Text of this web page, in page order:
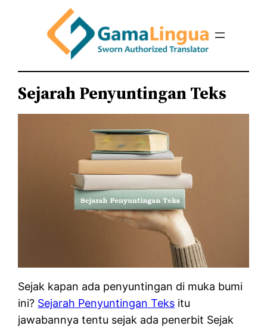
Sejarah Penyuntingan Teks
Sejak kapan ada penyuntingan di muka bumi
ini? Sejarah Penyuntingan Teks itu
jawabannya tentu sejak ada penerbit Sejak